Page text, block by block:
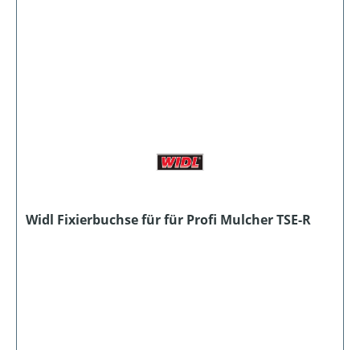
Widl Fixierbuchse für für Profi Mulcher TSE-R